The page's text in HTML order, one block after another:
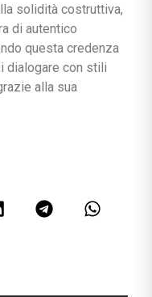
solidità costruttiva,
di autentico
questa credenza
dialogare con stili
alla sua